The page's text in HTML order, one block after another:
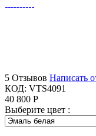
5 Отзывов Написать
КОД: VTS4091
40 800 Р
Выберите цвет :